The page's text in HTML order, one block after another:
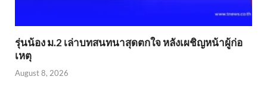
รุ่นน้อง ม.2 เล่าบทสนทนาสุดตกใจ หลังเผชิญหน้าผู้ก่อ
เหตุ
August 8, 2026